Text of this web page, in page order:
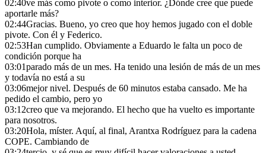
02:40ve más como pivote o como interior. ¿Dónde cree que puede
aportarle más?
02:44Gracias. Bueno, yo creo que hoy hemos jugado con el doble
pivote. Con él y Federico.
02:53Han cumplido. Obviamente a Eduardo le falta un poco de
condición porque ha
03:01parado más de un mes. Ha tenido una lesión de más de un mes
y todavía no está a su
03:06mejor nivel. Después de 60 minutos estaba cansado. Me ha
pedido el cambio, pero yo
03:12creo que va mejorando. El hecho que ha vuelto es importante
para nosotros.
03:20Hola, míster. Aquí, al final, Arantxa Rodríguez para la cadena
COPE. Cambiando de